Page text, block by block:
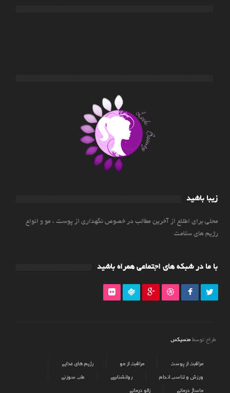
زیبا باشید
محلی برای اطلاع از آخرین مطالب در خصوص نگهداری از پوست ، مو و انواع
رژیم های سلامت
با ما در شبکه های اجتماعی همراه باشید
طراح توسط منسیکس
مراقبت از پوست مراقبت از مو
رژیم های غذایی
ورزش و تناسب اندام
روانشناسی
طب سوزنی
ماساژ درمانی
زالو درمانی